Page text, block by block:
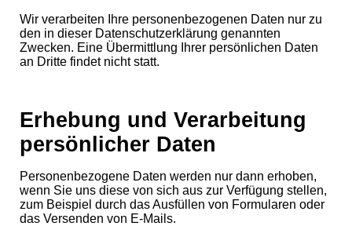
Wir verarbeiten Ihre personenbezogenen Daten nur zu
den in dieser Datenschutzerklärung genannten
Zwecken. Eine Übermittlung Ihrer persönlichen Daten
an Dritte findet nicht statt.
Erhebung und Verarbeitung
persönlicher Daten
Personenbezogene Daten werden nur dann erhoben,
wenn Sie uns diese von sich aus zur Verfügung stellen,
zum Beispiel durch das Ausfüllen von Formularen oder
das Versenden von E-Mails.